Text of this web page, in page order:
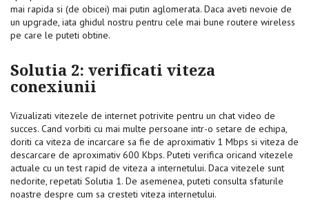
mai rapida si (de obicei) mai putin aglomerata. Daca aveti nevoie de
un upgrade, iata ghidul nostru pentru cele mai bune routere wireless
pe care le puteti obtine.
Solutia 2: verificati viteza
conexiunii
Vizualizati vitezele de internet potrivite pentru un chat video de
succes. Cand vorbiti cu mai multe persoane intr-o setare de echipa,
doriti ca viteza de incarcare sa fie de aproximativ 1 Mbps si viteza de
descarcare de aproximativ 600 Kbps. Puteti verifica oricand vitezele
actuale cu un test rapid de viteza a internetului. Daca vitezele sunt
nedorite, repetati Solutia 1. De asemenea, puteti consulta sfaturile
noastre despre cum sa cresteti viteza internetului.